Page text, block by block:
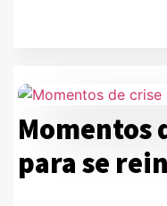
Momentos
para se